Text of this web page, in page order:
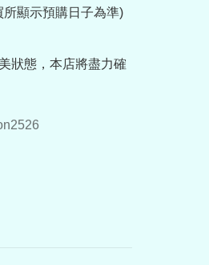
顯示預購日子為準)
狀態，本店將盡力確